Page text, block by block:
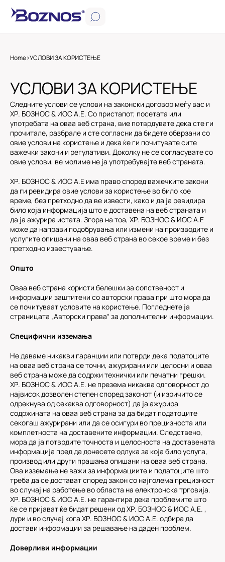
Home>УСЛОВИ ЗА КОРИСТЕЊЕ
УСЛОВИ ЗА КОРИСТЕЊЕ
Следните услови се услови на законски договор меѓу вас и
ХР. БОЗНОС & ИОС А.Е. Со пристапот, посетата или
употребата на оваа веб страна, вие потврдувате дека сте ги
прочитале, разбрале и сте согласни да бидете обврзани со
овие услови на користење и дека ќе ги почитувате сите
важечки закони и регулативи. Доколку не се согласувате со
овие услови, ве молиме не ја употребувајте веб страната.
ХР. БОЗНОС & ИОС А.Е има право според важечките закони
да ги ревидира овие услови за користење во било кое
време, без претходно да ве извести, како и да ја ревидира
било која информација што е доставена на веб страната и
да ја ажурира истата. Згора на тоа, ХР. БОЗНОС & ИОС А.Е
може да направи подобрувања или измени на производите и
услугите опишани на оваа веб страна во секое време и без
претходно известување.
Општо
Оваа веб страна користи белешки за сопственост и
информации заштитени со авторски права при што мора да
се почитуваат условите на користење. Погледнете ја
страницата „Авторски права“ за дополнителни информации.
Специфични изземања
Не даваме никакви гаранции или потврди дека податоците
на оваа веб страна се точни, ажурирани или целосни и оваа
веб страна може да содржи технички или печатни грешки.
ХР. БОЗНОС & ИОС А.Е. не презема никаква одговорност до
највисок дозволен степен според законот (и изричито се
одрекнува од секаква одговорност) да ја ажурира
содржината на оваа веб страна за да бидат податоците
секогаш ажурирани или да се осигури во прецизноста или
комплетноста на доставените информации. Следствено,
мора да ја потврдите точноста и целосноста на доставената
информација пред да донесете одлука за која било услуга,
производ или други прашања опишани на оваа веб страна.
Ова изземање не важи за информациите и податоците што
треба да се достават според закон со најголема прецизност
во случај на работење во областа на електронска трговија.
ХР. БОЗНОС & ИОС А.Е. не гарантира дека проблемите што
ќе се пријават ќе бидат решени од ХР. БОЗНОС & ИОС А.Е. ,
дури и во случај кога ХР. БОЗНОС & ИОС А.Е. одбира да
достави информации за решавање на даден проблем.
Доверливи информации